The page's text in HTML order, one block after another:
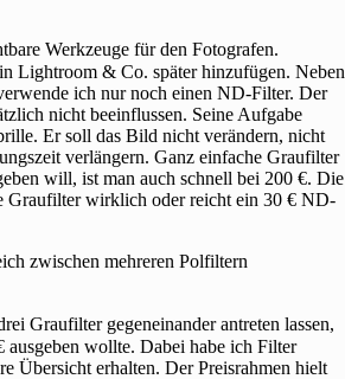
Werkzeuge für den Fotografen.
Lightroom & Co. später hinzufügen. Neben
ich nur noch einen ND-Filter. Der
nicht beeinflussen. Seine Aufgabe
Er soll das Bild nicht verändern, nicht
verlängern. Ganz einfache Graufilter
will, ist man auch schnell bei 200 €. Die
Graufilter wirklich oder reicht ein 30 € ND-
zwischen mehreren Polfiltern
Graufilter gegeneinander antreten lassen,
wollte. Dabei habe ich Filter
Übersicht erhalten. Der Preisrahmen hielt